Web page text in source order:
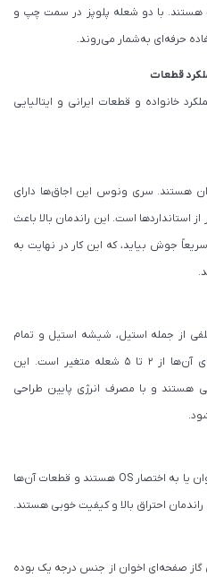
هستند. با دو شعله پلوپز در سمت چپ و
حرفه‌ای به‌شمار می‌روند.
قطعات
خانواده و قطعات ایرانی و ایتالیایی
هستند. سری ونوس این اجاق‌ها دارای
که 25 درصد بیشتر از استانداردها است. این راندمان بالا باعث
جوش بیاید، که این کار در نهایت به
از جمله استیل، شیشه استیل و تمام
شیشه عرضه می‌شوند. تعداد شعله‌های آن‌ها از 2 تا 5 شعله متغیر است. این
هستند و با مصرف انرژی پایین طراحی
اجاق‌های خانواده اورانوس از گازهای اخوان یا به اختصار OS هستند و قطعات آن‌ها
راندمان احتراق بالا و کیفیت خوبی هستند.
گاز صفحه‌ای اخوان از جنس درجه یک بوده